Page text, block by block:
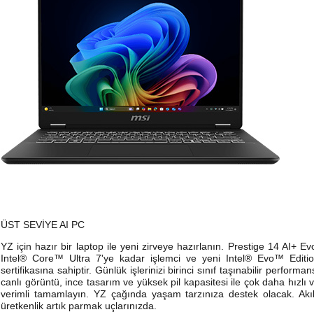
ÜST SEVİYE AI PC
YZ için hazır bir laptop ile yeni zirveye hazırlanın. Prestige 14 AI+
Intel® Core™ Ultra 7'ye kadar işlemci ve yeni Intel® Evo™
sertifikasına sahiptir. Günlük işlerinizi birinci sınıf taşınabilir
canlı görüntü, ince tasarım ve yüksek pil kapasitesi ile çok daha hızlı
verimli tamamlayın. YZ çağında yaşam tarzınıza destek olacak.
üretkenlik artık parmak uçlarınızda.